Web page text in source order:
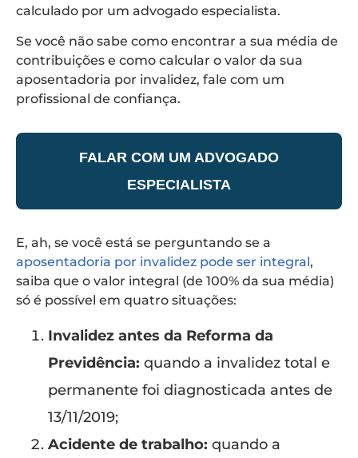
calculado por um advogado especialista.
Se você não sabe como encontrar a sua média de
contribuições e como calcular o valor da sua
aposentadoria por invalidez, fale com um
profissional de confiança.
FALAR COM UM ADVOGADO
ESPECIALISTA
E, ah, se você está se perguntando se a
aposentadoria por invalidez pode ser integral,
saiba que o valor integral (de 100% da sua média)
só é possível em quatro situações:
Invalidez antes da Reforma da
Previdência: quando a invalidez total e
permanente foi diagnosticada antes de
13/11/2019;
Acidente de trabalho: quando a